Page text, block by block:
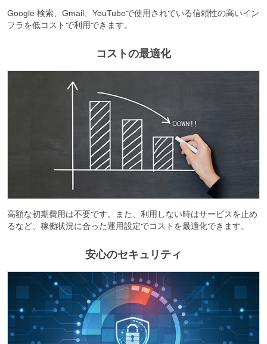
Google 検索、Gmail、YouTubeで使用されている信頼性の高いイン
フラを低コストで利用できます。
コストの最適化
高額な初期費用は不要です。また、利用しない時はサービスを止め
るなど、稼働状況に合った運用設定でコストを最適化できます。
安心のセキュリティ